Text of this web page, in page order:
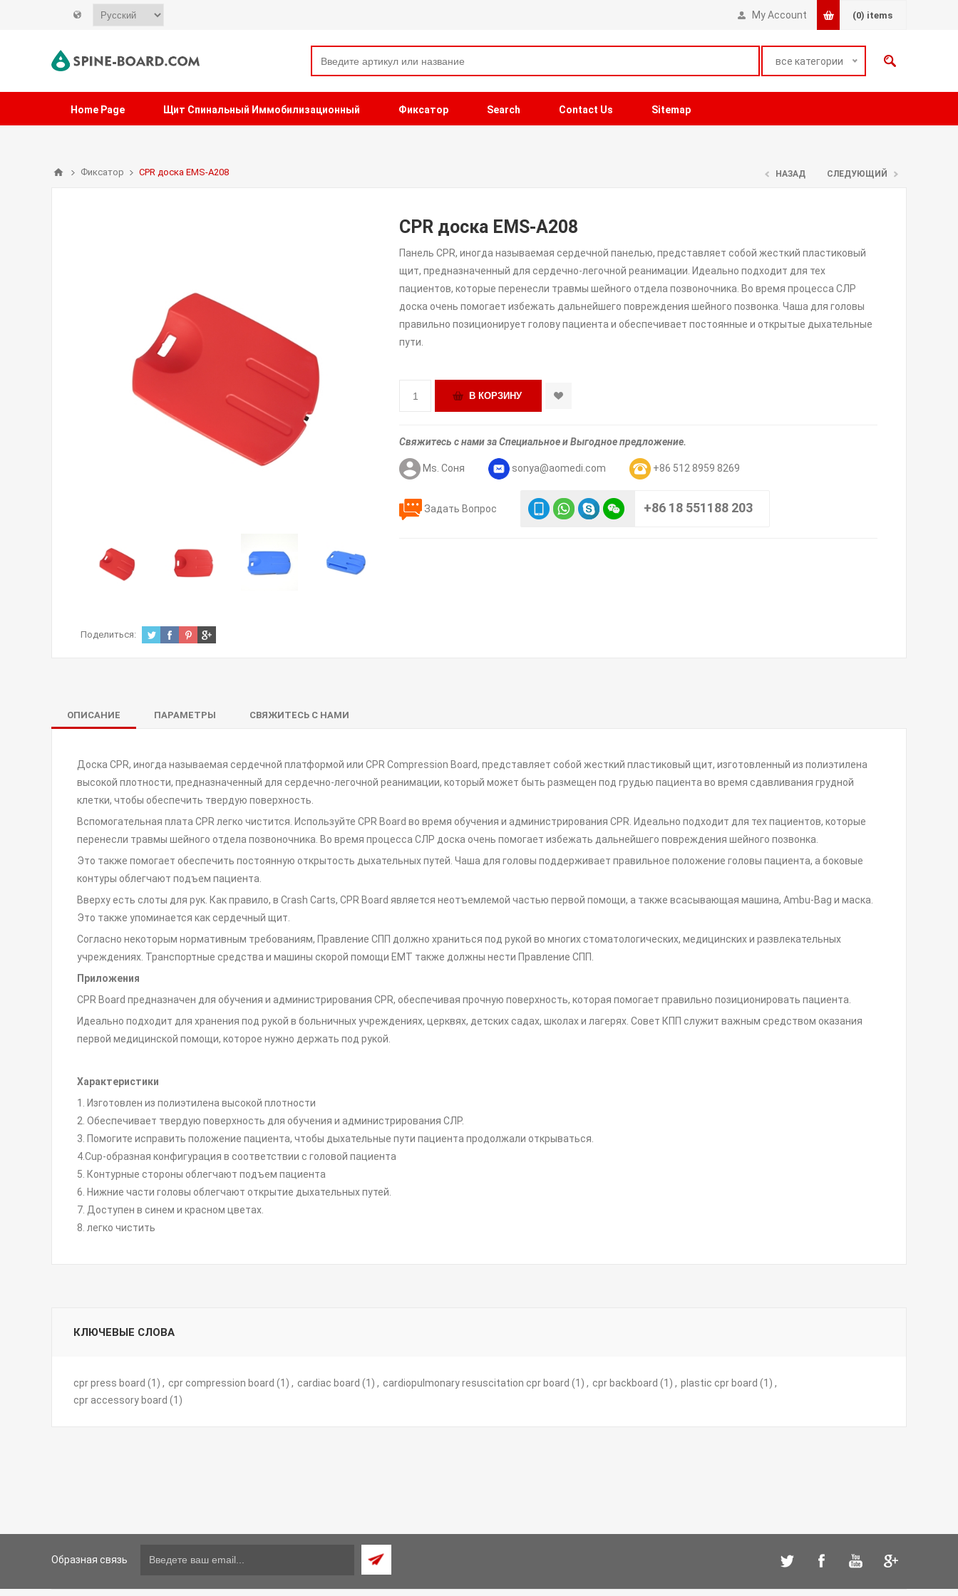
My Account (0) items
все категории
Home Page Щит Спинальный Иммобилизационный Фиксатор Search Contact Us Sitemap
Фиксатор CPR доска EMS-A208 НАЗАД СЛЕДУЮЩИЙ
CPR доска EMS-A208
Панель CPR, иногда называемая сердечной панелью, представляет собой жесткий пластиковый
щит, предназначенный для сердечно-легочной реанимации. Идеально подходит для тех
пациентов, которые перенесли травмы шейного отдела позвоночника. Во время процесса СЛР
доска очень помогает избежать дальнейшего повреждения шейного позвонка. Чаша для головы
правильно позиционирует голову пациента и обеспечивает постоянные и открытые дыхательные
пути.
Свяжитесь с нами за Специальное и Выгодное предложение.
Ms. Соня sonya@aomedi.com +86 512 8959 8269
Задать Вопрос +86 18 551188 203
Поделиться:
ОПИСАНИЕ ПАРАМЕТРЫ СВЯЖИТЕСЬ С НАМИ
Доска CPR, иногда называемая сердечной платформой или CPR Compression Board, представляет собой жесткий пластиковый щит, изготовленный из полиэтилена
высокой плотности, предназначенный для сердечно-легочной реанимации, который может быть размещен под грудью пациента во время сдавливания грудной
клетки, чтобы обеспечить твердую поверхность.
Вспомогательная плата CPR легко чистится. Используйте CPR Board во время обучения и администрирования CPR. Идеально подходит для тех пациентов, которые
перенесли травмы шейного отдела позвоночника. Во время процесса СЛР доска очень помогает избежать дальнейшего повреждения шейного позвонка.
Это также помогает обеспечить постоянную открытость дыхательных путей. Чаша для головы поддерживает правильное положение головы пациента, а боковые
контуры облегчают подъем пациента.
Вверху есть слоты для рук. Как правило, в Crash Carts, CPR Board является неотъемлемой частью первой помощи, а также всасывающая машина, Ambu-Bag и маска.
Это также упоминается как сердечный щит.
Согласно некоторым нормативным требованиям, Правление СПП должно храниться под рукой во многих стоматологических, медицинских и развлекательных
учреждениях. Транспортные средства и машины скорой помощи ЕМТ также должны нести Правление СПП.
Приложения
CPR Board предназначен для обучения и администрирования CPR, обеспечивая прочную поверхность, которая помогает правильно позиционировать пациента.
Идеально подходит для хранения под рукой в ​​больничных учреждениях, церквях, детских садах, школах и лагерях. Совет КПП служит важным средством оказания
первой медицинской помощи, которое нужно держать под рукой.
Характеристики
1. Изготовлен из полиэтилена высокой плотности
2. Обеспечивает твердую поверхность для обучения и администрирования СЛР.
3. Помогите исправить положение пациента, чтобы дыхательные пути пациента продолжали открываться.
4.Cup-образная конфигурация в соответствии с головой пациента
5. Контурные стороны облегчают подъем пациента
6. Нижние части головы облегчают открытие дыхательных путей.
7. Доступен в синем и красном цветах.
8. легко чистить
КЛЮЧЕВЫЕ СЛОВА
cpr press board (1) , cpr compression board (1) , cardiac board (1) , cardiopulmonary resuscitation cpr board (1) , cpr backboard (1) , plastic cpr board (1) ,
cpr accessory board (1)
Образная связь